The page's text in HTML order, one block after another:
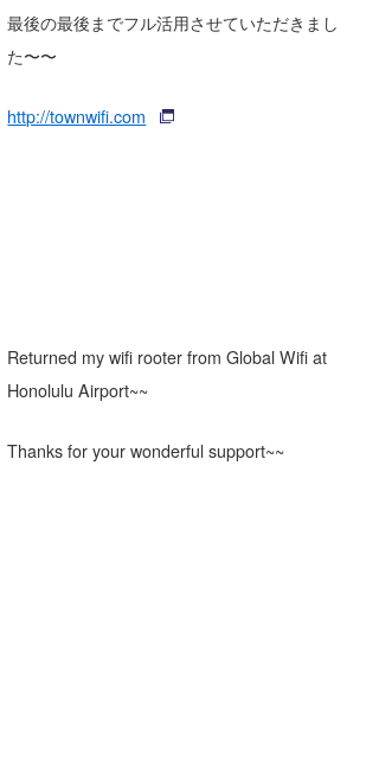
最後の最後までフル活用させていただきまし
た〜〜
http://townwifi.com
Returned my wifi rooter from Global Wifi at
Honolulu Airport~~
Thanks for your wonderful support~~